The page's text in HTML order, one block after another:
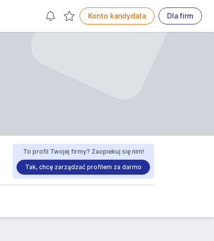
Konto kandydata Dla firm
To profil Twojej firmy? Zaopiekuj się nim!
Tak, chcę zarządzać profilem za darmo